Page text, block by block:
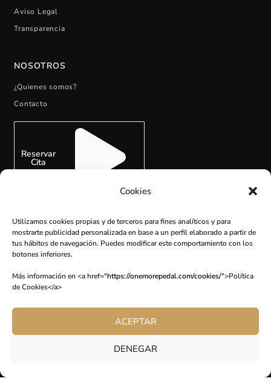
Cookies
Utilizamos cookies propias y de terceros para fines analíticos y para
mostrarte publicidad personalizada en base a un perfil elaborado a partir de
tus hábitos de navegación. Puedes modificar este comportamiento con los
botones inferiores.
Más información en <a href="https://onemorepedal.com/cookies/">Política
de Cookies</a>
ACEPTAR
DENEGAR
Aviso Legal
Transparencia
NOSOTROS
¿Quienes somos?
Contacto
Reservar
Cita
SUSCRÍBETE